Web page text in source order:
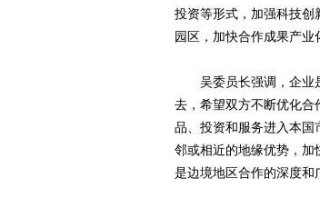
投资等形式，加强科技创
园区，加快合作成果产业
吴委员长强调，企业是
去，希望双方不断优化
品、投资和服务进入本国
邻或相近的地缘优势，加
是边境地区合作的深度和